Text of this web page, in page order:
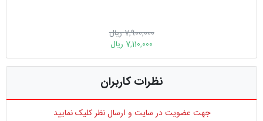
7,900,000 ریال
7,110,000 ریال
نظرات کاربران
جهت عضویت در سایت و ارسال نظر کلیک نمایید